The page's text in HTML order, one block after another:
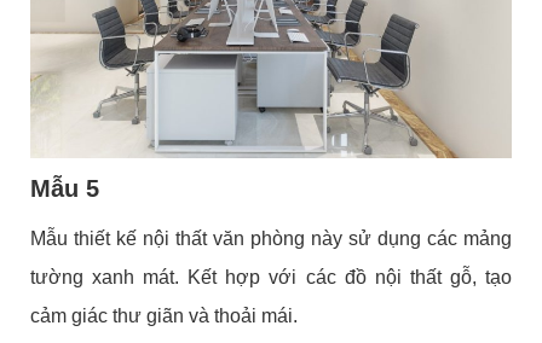
Mẫu 5
Mẫu thiết kế nội thất văn phòng này sử dụng các mảng
tường xanh mát. Kết hợp với các đồ nội thất gỗ, tạo
cảm giác thư giãn và thoải mái.